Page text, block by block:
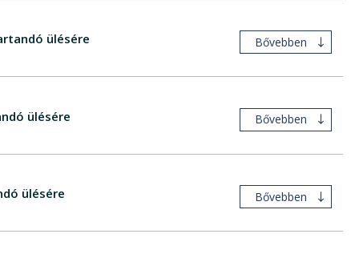
ülésére Bővebben
ülésére Bővebben
ülésére Bővebben